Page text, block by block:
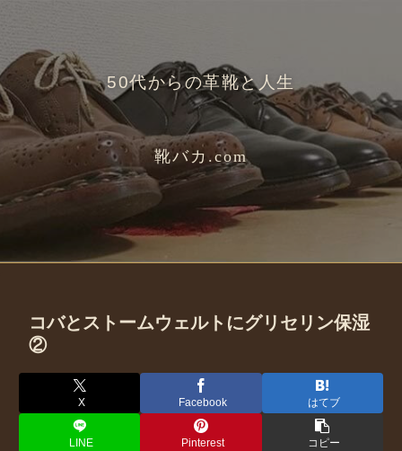
50代からの革靴と人生
靴バカ.com
コバとストームウェルトにグリセリン保湿
②
X Facebook はてブ
LINE Pinterest コピー